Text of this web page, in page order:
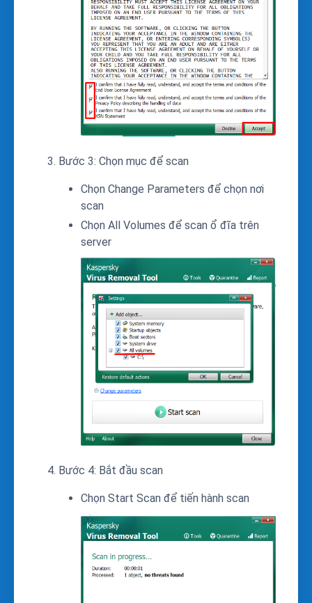
Bước 3: Chọn mục để scan
Chọn Change Parameters để chọn nơi
scan
Chọn All Volumes để scan ổ đĩa trên
server
Bước 4: Bắt đầu scan
Chọn Start Scan để tiến hành scan